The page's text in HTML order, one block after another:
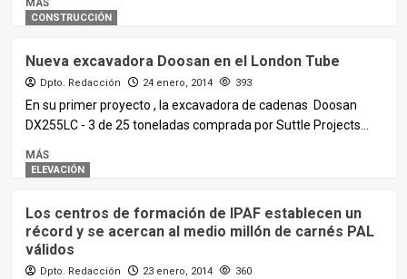
MÁS
CONSTRUCCIÓN
Nueva excavadora Doosan en el London Tube
Dpto. Redacción 24 enero, 2014 393
En su primer proyecto , la excavadora de cadenas Doosan
DX255LC - 3 de 25 toneladas comprada por Suttle Projects...
MÁS
ELEVACIÓN
Los centros de formación de IPAF establecen un
récord y se acercan al medio millón de carnés PAL
válidos
Dpto. Redacción 23 enero, 2014 360